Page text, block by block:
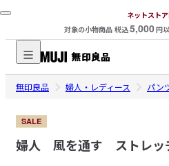
ネットスト
対象の小物商品 税込5,000円
無
印
品
無印良品 婦人・レディース パン
SALE
婦人 風を通す ストレッ